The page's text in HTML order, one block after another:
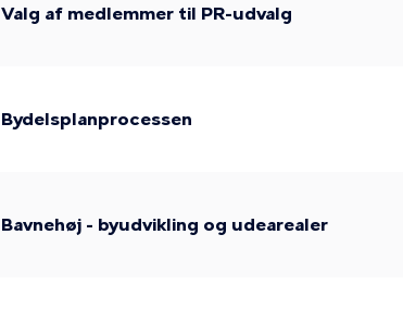
Valg af medlemmer til PR-udvalg
Bydelsplanprocessen
Bavnehøj - byudvikling og udearealer